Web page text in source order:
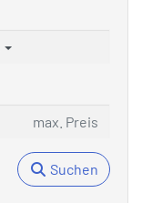
Suchen